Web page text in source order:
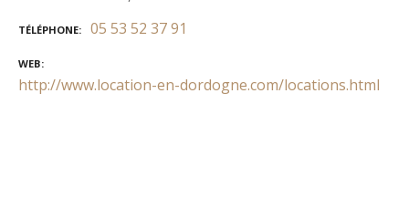
TÉLÉPHONE 05 53 52 37 91
WEB
http://www.location-en-dordogne.com/locations.html